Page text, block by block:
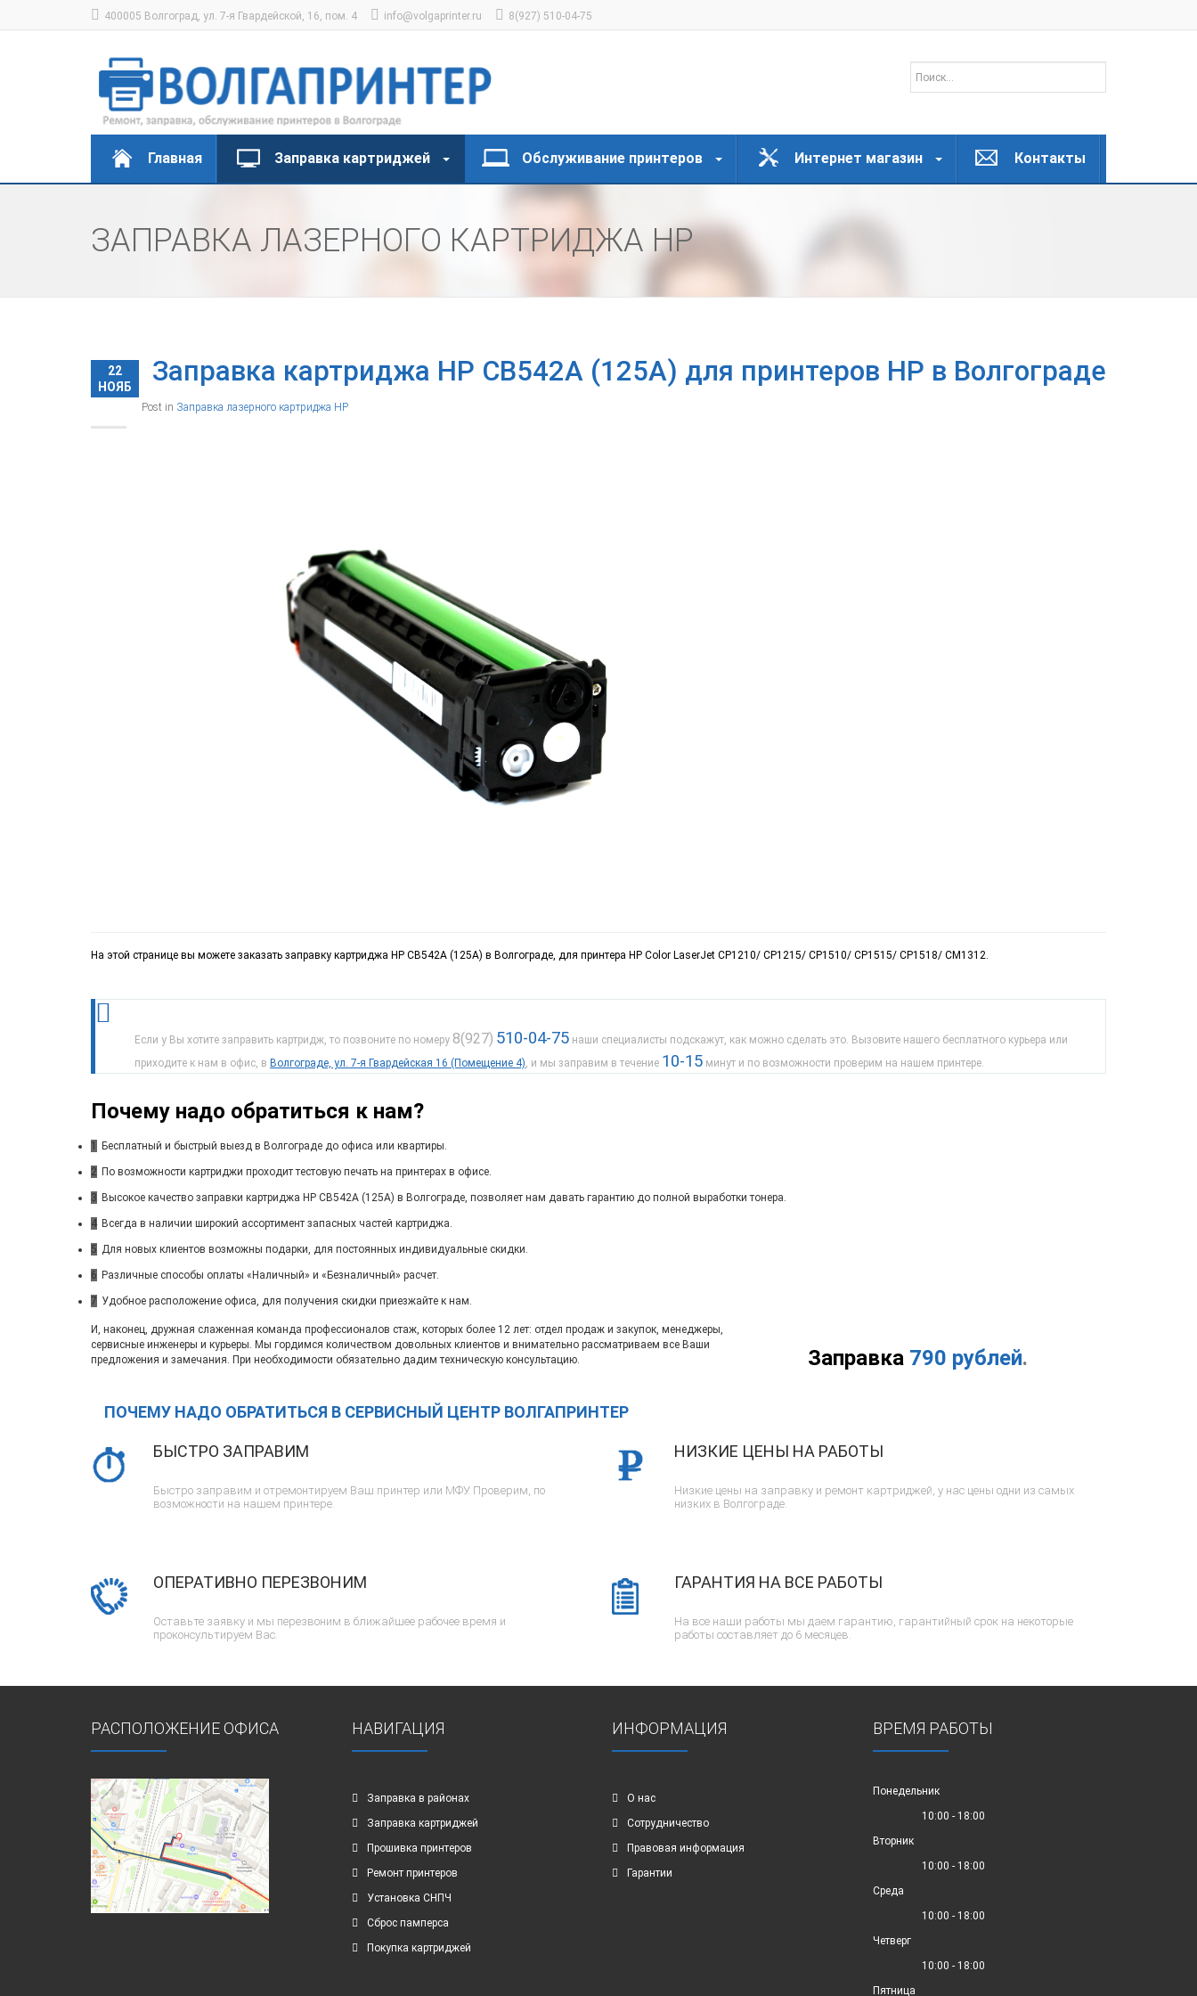
400005 Волгоград, ул. 7-я Гвардейской, 16, пом. 4 info@volgaprinter.ru 8(927) 510-04-75
Главная Заправка картриджей Обслуживание принтеров Интернет магазин Контакты
ЗАПРАВКА ЛАЗЕРНОГО КАРТРИДЖА HP
22
НОЯБ
Заправка картриджа HP CB542A (125A) для принтеров HP в Волгограде
Post in Заправка лазерного картриджа HP
На этой странице вы можете заказать заправку картриджа HP CB542A (125A) в Волгограде, для принтера HP Color LaserJet CP1210/ CP1215/ CP1510/ CP1515/ CP1518/ CM1312.
Если у Вы хотите заправить картридж, то позвоните по номеру 8(927) 510-04-75 наши специалисты подскажут, как можно сделать это. Вызовите нашего бесплатного курьера или
приходите к нам в офис, в Волгограде, ул. 7-я Гвардейская 16 (Помещение 4), и мы заправим в течение 10-15 минут и по возможности проверим на нашем принтере.
Почему надо обратиться к нам?
1 Бесплатный и быстрый выезд в Волгограде до офиса или квартиры.
2 По возможности картриджи проходит тестовую печать на принтерах в офисе.
3 Высокое качество заправки картриджа HP CB542A (125A) в Волгограде, позволяет нам давать гарантию до полной выработки тонера.
4 Всегда в наличии широкий ассортимент запасных частей картриджа.
5 Для новых клиентов возможны подарки, для постоянных индивидуальные скидки.
6 Различные способы оплаты «Наличный» и «Безналичный» расчет.
7 Удобное расположение офиса, для получения скидки приезжайте к нам.
Заправка 790 рублей.
И, наконец, дружная слаженная команда профессионалов стаж, которых более 12 лет: отдел продаж и закупок, менеджеры,
сервисные инженеры и курьеры. Мы гордимся количеством довольных клиентов и внимательно рассматриваем все Ваши
предложения и замечания. При необходимости обязательно дадим техническую консультацию.
ПОЧЕМУ НАДО ОБРАТИТЬСЯ В СЕРВИСНЫЙ ЦЕНТР ВОЛГАПРИНТЕР
БЫСТРО ЗАПРАВИМ
Быстро заправим и отремонтируем Ваш принтер или МФУ. Проверим, по
возможности на нашем принтере.
ОПЕРАТИВНО ПЕРЕЗВОНИМ
Оставьте заявку и мы перезвоним в ближайшее рабочее время и
проконсультируем Вас.
НИЗКИЕ ЦЕНЫ НА РАБОТЫ
Низкие цены на заправку и ремонт картриджей, у нас цены одни из самых
низких в Волгограде.
ГАРАНТИЯ НА ВСЕ РАБОТЫ
На все наши работы мы даем гарантию, гарантийный срок на некоторые
работы составляет до 6 месяцев.
РАСПОЛОЖЕНИЕ ОФИСА НАВИГАЦИЯ
Заправка в районах
Заправка картриджей
Прошивка принтеров
Ремонт принтеров
Установка СНПЧ
Сброс памперса
Покупка картриджей
ИНФОРМАЦИЯ
О нас
Сотрудничество
Правовая информация
Гарантии
ВРЕМЯ РАБОТЫ
Понедельник
10:00 - 18:00
Вторник
10:00 - 18:00
Среда
10:00 - 18:00
Четверг
10:00 - 18:00
Пятница